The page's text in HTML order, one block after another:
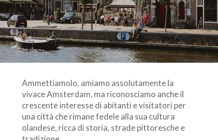
Ammettiamolo, amiamo assolutamente la
vivace Amsterdam, ma riconosciamo anche il
crescente interesse di abitanti e visitatori per
una città che rimane fedele alla sua cultura
olandese, ricca di storia, strade pittoresche e